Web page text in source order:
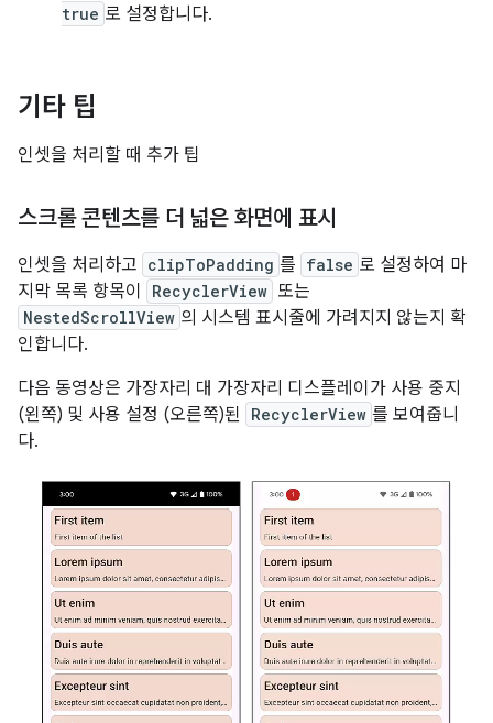
true 로 설정합니다.
기타 팁
인셋을 처리할 때 추가 팁
스크롤 콘텐츠를 더 넓은 화면에 표시
인셋을 처리하고 clipToPadding 를 false 로 설정하여 마
지막 목록 항목이
RecyclerView 또는
NestedScrollView 의 시스템 표시줄에 가려지지 않는지 확
인합니다.
다음 동영상은 가장자리 대 가장자리 디스플레이가 사용 중지
(왼쪽) 및 사용 설정 (오른쪽)된 RecyclerView 를 보여줍니
다.